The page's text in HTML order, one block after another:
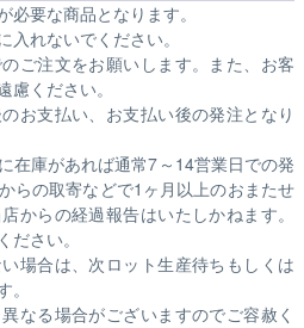
要な商品となります。
れないでください。
ご注文をお願いします。また、お客
ください。
お支払い、お支払い後の発注となり
在庫があれば通常7～14営業日での発
らの取寄などで1ヶ月以上のおまたせ
からの経過報告はいたしかねます。
さい。
場合は、次ロット生産待ちもしくは
なる場合がございますのでご容赦く